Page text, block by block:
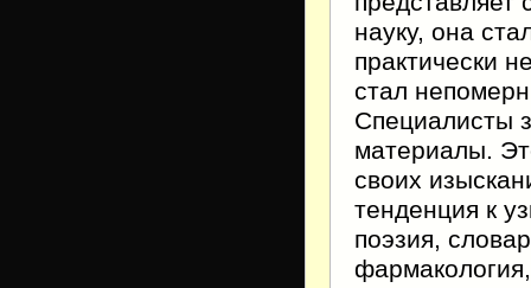
науку, она
практически
стал
Специалисты
материалы.
своих
тенденция к
поэзия,